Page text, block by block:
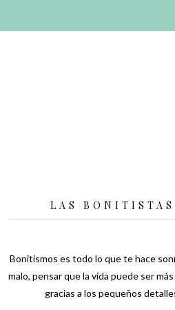
LAS BONITISTAS
Bonitismos es todo lo que te hace
malo, pensar que la vida puede ser
gracias a los pequeños